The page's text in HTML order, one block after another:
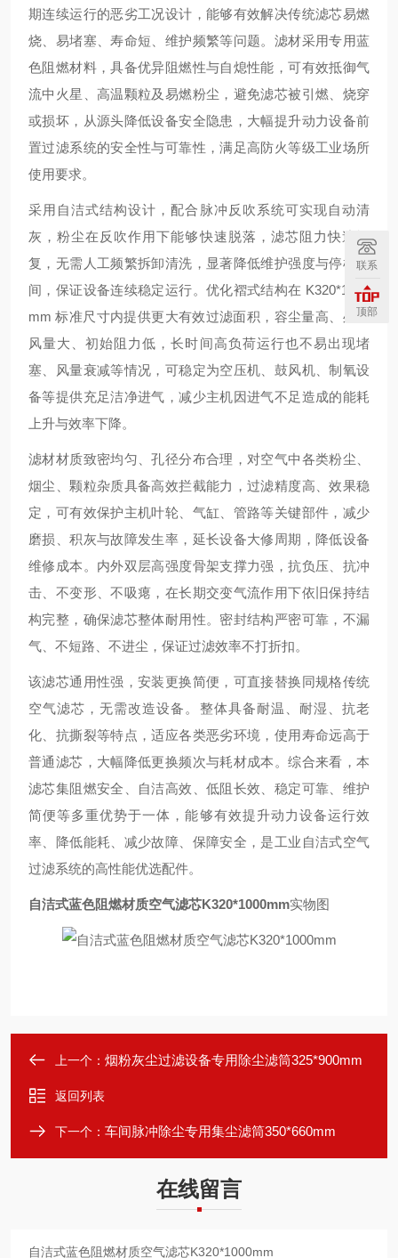
期连续运行的恶劣工况设计，能够有效解决传统滤芯易燃
烧、易堵塞、寿命短、维护频繁等问题。滤材采用专用蓝
色阻燃材料，具备优异阻燃性与自熄性能，可有效抵御气
流中火星、高温颗粒及易燃粉尘，避免滤芯被引燃、烧穿
或损坏，从源头降低设备安全隐患，大幅提升动力设备前
置过滤系统的安全性与可靠性，满足高防火等级工业场所
使用要求。
采用自洁式结构设计，配合脉冲反吹系统可实现自动清
灰，粉尘在反吹作用下能够快速脱落，滤芯阻力快速恢
复，无需人工频繁拆卸清洗，显著降低维护强度与停机时
间，保证设备连续稳定运行。优化褶式结构在 K320*1000
mm 标准尺寸内提供更大有效过滤面积，容尘量高、处理
风量大、初始阻力低，长时间高负荷运行也不易出现堵
塞、风量衰减等情况，可稳定为空压机、鼓风机、制氧设
备等提供充足洁净进气，减少主机因进气不足造成的能耗
上升与效率下降。
滤材材质致密均匀、孔径分布合理，对空气中各类粉尘、
烟尘、颗粒杂质具备高效拦截能力，过滤精度高、效果稳
定，可有效保护主机叶轮、气缸、管路等关键部件，减少
磨损、积灰与故障发生率，延长设备大修周期，降低设备
维修成本。内外双层高强度骨架支撑力强，抗负压、抗冲
击、不变形、不吸瘪，在长期交变气流作用下依旧保持结
构完整，确保滤芯整体耐用性。密封结构严密可靠，不漏
气、不短路、不进尘，保证过滤效率不打折扣。
该滤芯通用性强，安装更换简便，可直接替换同规格传统
空气滤芯，无需改造设备。整体具备耐温、耐湿、抗老
化、抗撕裂等特点，适应各类恶劣环境，使用寿命远高于
普通滤芯，大幅降低更换频次与耗材成本。综合来看，本
滤芯集阻燃安全、自洁高效、低阻长效、稳定可靠、维护
简便等多重优势于一体，能够有效提升动力设备运行效
率、降低能耗、减少故障、保障安全，是工业自洁式空气
过滤系统的高性能优选配件。
自洁式蓝色阻燃材质空气滤芯K320*1000mm实物图
上一个： 烟粉灰尘过滤设备专用除尘滤筒325*900mm
返回列表
下一个： 车间脉冲除尘专用集尘滤筒350*660mm
在线留言
联系
顶部